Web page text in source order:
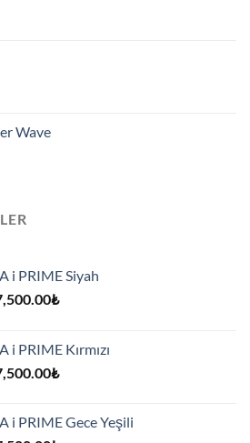
Wave
i PRIME Siyah
₺Şu
7,500.00₺.
i PRIME Kırmızı
₺Şu
7,500.00₺.
i PRIME Gece Yeşili